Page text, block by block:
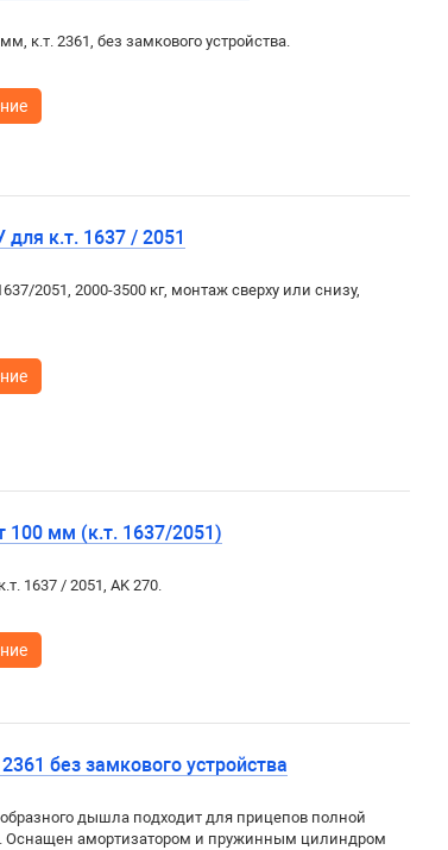
к.т. 2361, без замкового устройства.
к.т. 1637 / 2051
2051, 2000-3500 кг, монтаж сверху или снизу,
100 мм (к.т. 1637/2051)
1637 / 2051, AK 270.
без замкового устройства
дышла подходит для прицепов полной
Оснащен амортизатором и пружинным цилиндром